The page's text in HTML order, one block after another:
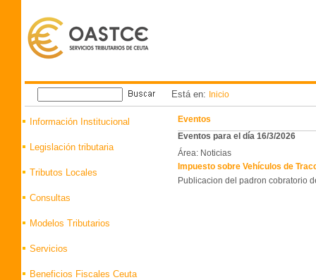
Está en: Inicio
Información Institucional
Legislación tributaria
Tributos Locales
Consultas
Modelos Tributarios
Servicios
Beneficios Fiscales Ceuta
Eventos
Eventos para el día 16/3/2026
Área: Noticias
Impuesto sobre Vehículos de
Publicacion del padron cobratorio